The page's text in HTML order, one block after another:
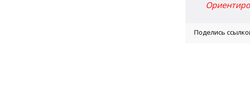
Поделись